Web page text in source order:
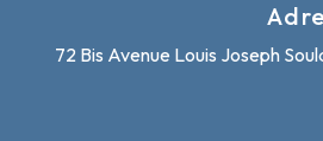
72 Bis Avenue Louis Joseph